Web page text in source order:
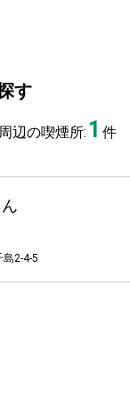
す
辺の喫煙所: 1 件
2-4-5